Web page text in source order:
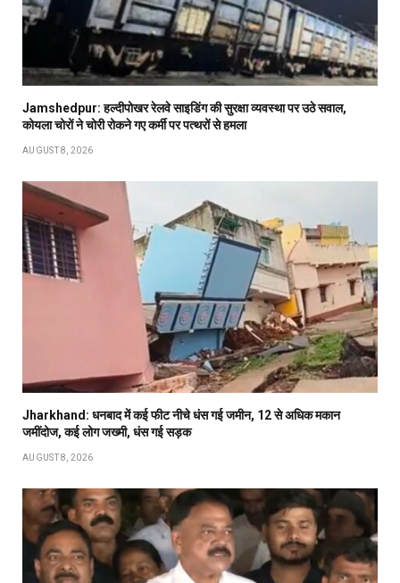
Jamshedpur: हल्दीपोखर रेलवे साइडिंग की सुरक्षा व्यवस्था पर उठे सवाल,
कोयला चोरों ने चोरी रोकने गए कर्मी पर पत्थरों से हमला
AUGUST 8, 2026
Jharkhand: धनबाद में कई फीट नीचे धंस गई जमीन, 12 से अधिक मकान
जमींदोज, कई लोग जख्मी, धंस गई सड़क
AUGUST 8, 2026